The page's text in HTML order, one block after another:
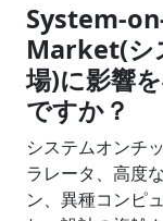
System-
Market(シ
場)に影響
ですか？
システムオンチ
ラレータ、高度
ン、異種コンピ